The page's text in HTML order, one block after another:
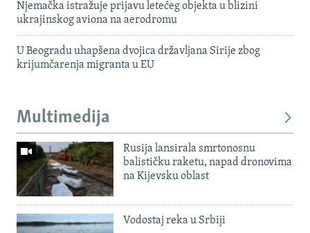
Njemačka istražuje prijavu letećeg objekta u blizini
ukrajinskog aviona na aerodromu
U Beogradu uhapšena dvojica državljana Sirije zbog
krijumčarenja migranta u EU
Multimedija
Rusija lansirala smrtonosnu
balističku raketu, napad dronovima
na Kijevsku oblast
Vodostaj reka u Srbiji